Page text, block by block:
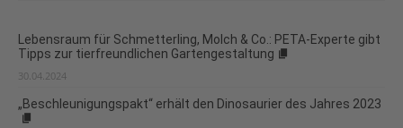
Lebensraum für Schmetterling, Molch & Co.: PETA-Experte gibt
Tipps zur tierfreundlichen Gartengestaltung
30.04.2024
„Beschleunigungspakt“ erhält den Dinosaurier des Jahres 2023